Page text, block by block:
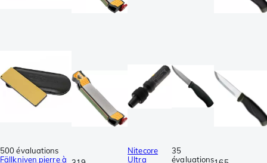
500 évaluations
Fällkniven pierre à
Nitecore
Ultra
35
évaluations